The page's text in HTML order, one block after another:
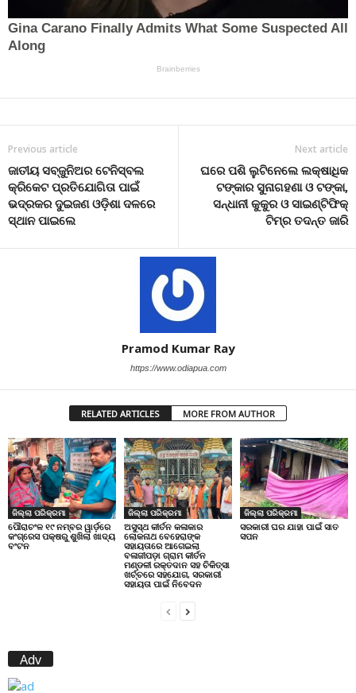
Previous article
ଜାତୀୟ ସବ୍‌ଜୁନିଅର ଟେନିସ୍‌ବଲ
କ୍ରିକେଟ ପ୍ରତିଯୋଗିତା ପାଇଁ
ଭଦ୍ରକର ଦୁଇଜଣ ଓଡ଼ିଶା ଦଳରେ
ସ୍ଥାନ ପାଇଲେ
Next article
ଘରେ ପଶି ଲୁଟିନେଲେ ଲକ୍ଷାଧିକ
ଟଙ୍କାର ସୁନାଗହଣା ଓ ଟଙ୍କା,
ସନ୍ଧାନୀ କୁକୁର ଓ ସାଇଣ୍ଟିଫିକ୍
ଟିମ୍‌ର ତଦନ୍ତ ଜାରି
Pramod Kumar Ray
https://www.odiapua.com
RELATED ARTICLES MORE FROM AUTHOR
ଜିଲ୍ଲା ପରିକ୍ରମା
ପୌରାଚଂଳ ୧୯ ନମ୍ବର ୱାର୍ଡ଼ରେ
କଂଗ୍ରେସ ପକ୍ଷରୁ ଶୁଖିଲା ଖାଦ୍ୟ
ବଂଟନ
ଜିଲ୍ଲା ପରିକ୍ରମା
ଅସୁସ୍ଥ କୀର୍ତନ କଳାକାର
ଲୋକନାଥ ବେହେରାଙ୍କ
ସହାୟତାରେ ଆଗେଇଲା
ବଳାଜୀପଡ଼ା ଗ୍ରାମ କୀର୍ତନ
ମଣ୍ଡଳୀ ରକ୍ତଦାନ ସହ ଚିକିତ୍ସା
ଖର୍ଚ୍ଚରେ ସହଯୋଗ, ସରକାରୀ
ସହାୟତା ପାଇଁ ନିବେଦନ
ଜିଲ୍ଲା ପରିକ୍ରମା
ସରକାରୀ ଘର ଯାହା ପାଇଁ ସାତ
ସପନ
Adv